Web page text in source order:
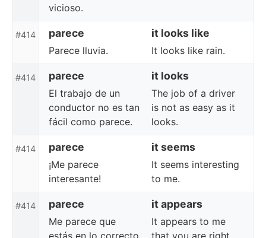
vicioso.
#414 parece it looks like
Parece lluvia. It looks like rain.
#414 parece it looks
El trabajo de un
conductor no es tan
fácil como parece.
The job of a driver
is not as easy as it
looks.
#414 parece it seems
¡Me parece
interesante!
It seems interesting
to me.
#414 parece it appears
Me parece que
estás en lo correcto.
It appears to me
that you are right.